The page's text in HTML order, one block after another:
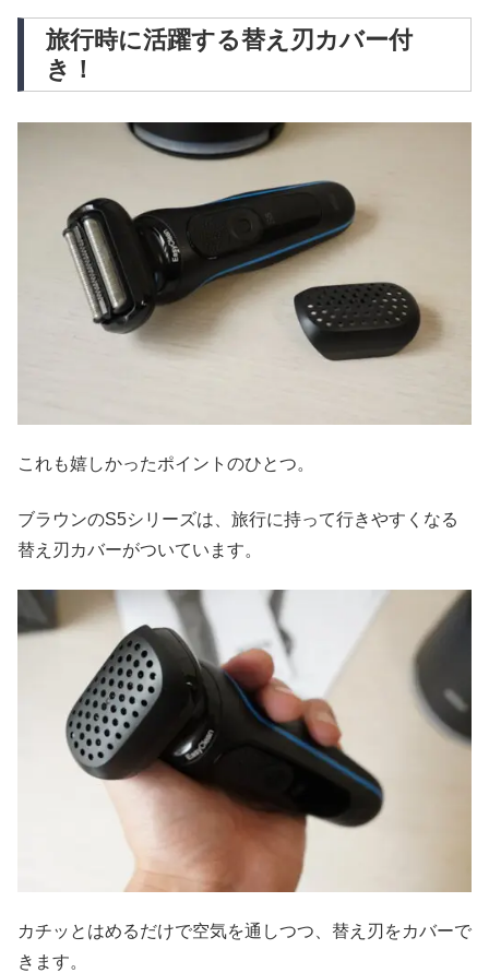
旅行時に活躍する替え刃カバー付
き！
これも嬉しかったポイントのひとつ。
ブラウンのS5シリーズは、旅行に持って行きやすくなる
替え刃カバーがついています。
カチッとはめるだけで空気を通しつつ、替え刃をカバーで
きます。